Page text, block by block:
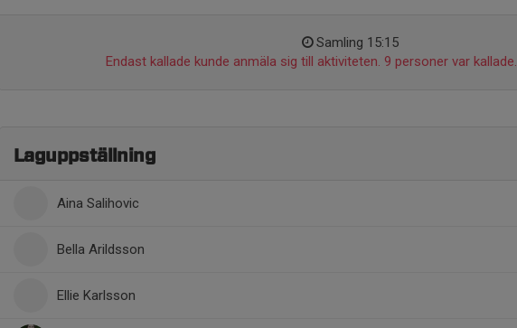
Samling 15:15
Endast kallade kunde anmäla sig till aktiviteten. 9 personer var kallade.
Laguppställning
Aina Salihovic
Bella Arildsson
Ellie Karlsson